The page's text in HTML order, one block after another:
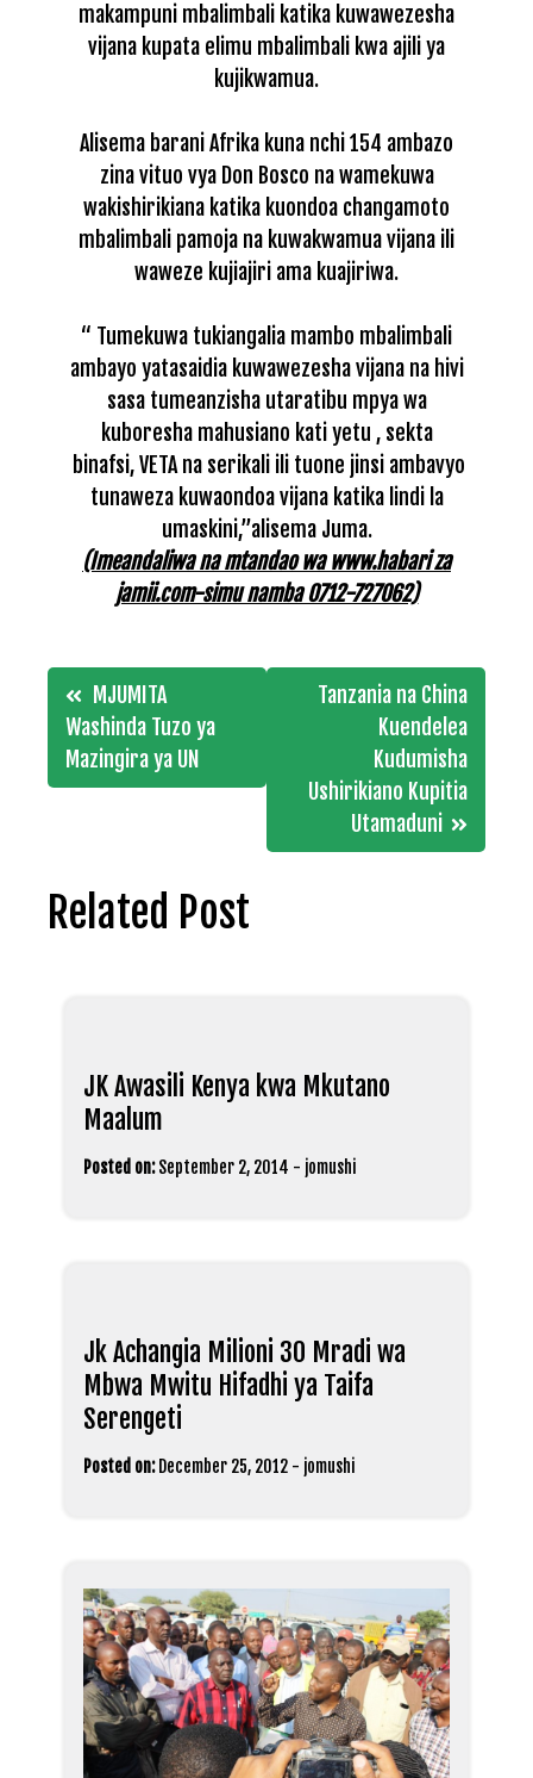
makampuni mbalimbali katika kuwawezesha
vijana kupata elimu mbalimbali kwa ajili ya
kujikwamua.
Alisema barani Afrika kuna nchi 154 ambazo
zina vituo vya Don Bosco na wamekuwa
wakishirikiana katika kuondoa changamoto
mbalimbali pamoja na kuwakwamua vijana ili
waweze kujiajiri ama kuajiriwa.
“ Tumekuwa tukiangalia mambo mbalimbali
ambayo yatasaidia kuwawezesha vijana na hivi
sasa tumeanzisha utaratibu mpya wa
kuboresha mahusiano kati yetu , sekta
binafsi, VETA na serikali ili tuone jinsi ambavyo
tunaweza kuwaondoa vijana katika lindi la
umaskini,”alisema Juma.
(Imeandaliwa na mtandao wa www.habari za
jamii.com-simu namba 0712-727062)
Post
navigation
MJUMITA
Washinda Tuzo ya
Mazingira ya UN
Tanzania na China
Kuendelea
Kudumisha
Ushirikiano Kupitia
Utamaduni
Related Post
JK Awasili Kenya kwa Mkutano
Maalum
Posted on: September 2, 2014 - jomushi
Jk Achangia Milioni 30 Mradi wa
Mbwa Mwitu Hifadhi ya Taifa
Serengeti
Posted on: December 25, 2012 - jomushi